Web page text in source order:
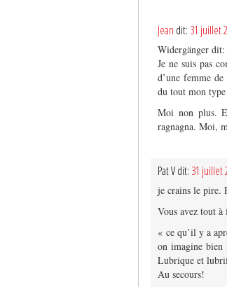
Jean dit: 31 juillet
Widergänger
Je ne suis pas
d’une femme
du tout mon
Moi non plus.
ragnagna. Moi,
Pat V dit: 31 juillet
je crains le pire.
Vous avez tout à
« ce qu’il y a
on imagine bien
Lubrique et
Au secours!